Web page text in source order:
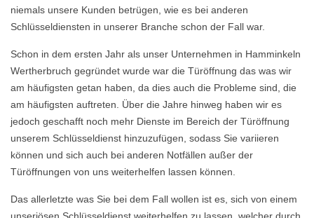
niemals unsere Kunden betrügen, wie es bei anderen
Schlüsseldiensten in unserer Branche schon der Fall war.
Schon in dem ersten Jahr als unser Unternehmen in Hamminkeln
Wertherbruch gegründet wurde war die Türöffnung das was wir
am häufigsten getan haben, da dies auch die Probleme sind, die
am häufigsten auftreten. Über die Jahre hinweg haben wir es
jedoch geschafft noch mehr Dienste im Bereich der Türöffnung
unserem Schlüsseldienst hinzuzufügen, sodass Sie variieren
können und sich auch bei anderen Notfällen außer der
Türöffnungen von uns weiterhelfen lassen können.
Das allerletzte was Sie bei dem Fall wollen ist es, sich von einem